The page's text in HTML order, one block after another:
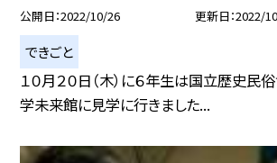
公開日 2022/10/26 更新日 2022/
できごと
１０月２０日（木）に６年生は国立歴史民
学未来館に見学に行きました...